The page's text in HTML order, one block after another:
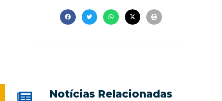
Notícias Relacionadas